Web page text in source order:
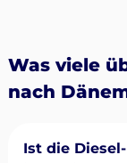
Was viele
nach
Ist die